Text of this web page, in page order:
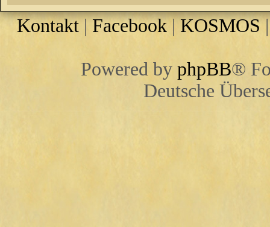
Kontakt | Facebook |KOSMOS
Powered by phpBB®
Deutsche